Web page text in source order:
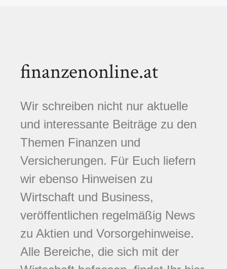
finanzenonline.at
Wir schreiben nicht nur aktuelle
und interessante Beiträge zu den
Themen Finanzen und
Versicherungen. Für Euch liefern
wir ebenso Hinweisen zu
Wirtschaft und Business,
veröffentlichen regelmäßig News
zu Aktien und Vorsorgehinweise.
Alle Bereiche, die sich mit der